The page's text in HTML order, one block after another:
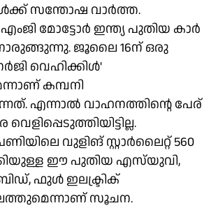
സന്തോഷ വാർത്ത.
മോട്ടോർ ഇന്ത്യ പുതിയ കാർ
ജൂലൈ 16ന് ഒരു
വെഹിക്കിൾ'
കമ്പനി
എന്നാൽ വാഹനത്തിന്റെ പേര്
വുളിങ് സ്റ്റാർലൈറ്റ് 560
ഈ പുതിയ എസ്‌യുവി,
ഫുൾ ഇലക്ട്രിക്
സൂചന.